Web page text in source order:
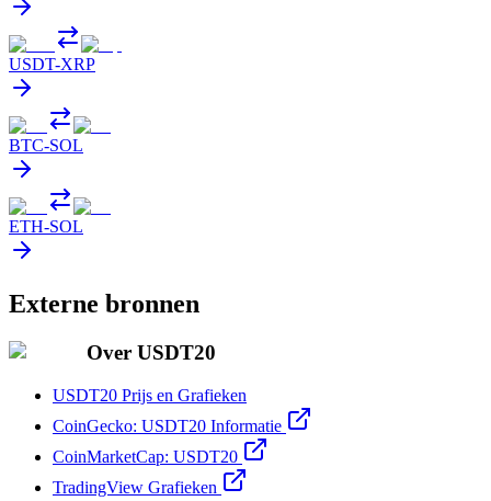
USDT-XRP
BTC-SOL
ETH-SOL
Externe bronnen
Over USDT20
USDT20 Prijs en Grafieken
CoinGecko: USDT20 Informatie
CoinMarketCap: USDT20
TradingView Grafieken